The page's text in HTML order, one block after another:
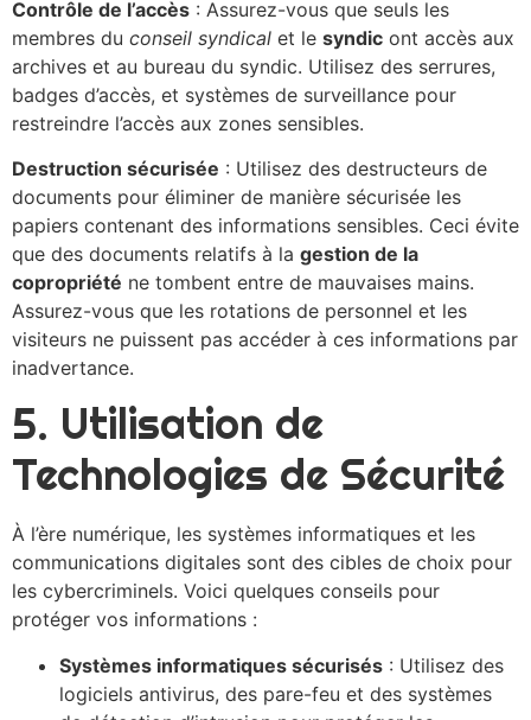
Contrôle de l’accès : Assurez-vous que seuls les
membres du conseil syndical et le syndic ont accès aux
archives et au bureau du syndic. Utilisez des serrures,
badges d’accès, et systèmes de surveillance pour
restreindre l’accès aux zones sensibles.
Destruction sécurisée : Utilisez des destructeurs de
documents pour éliminer de manière sécurisée les
papiers contenant des informations sensibles. Ceci évite
que des documents relatifs à la gestion de la
copropriété ne tombent entre de mauvaises mains.
Assurez-vous que les rotations de personnel et les
visiteurs ne puissent pas accéder à ces informations par
inadvertance.
5. Utilisation de
Technologies de Sécurité
À l’ère numérique, les systèmes informatiques et les
communications digitales sont des cibles de choix pour
les cybercriminels. Voici quelques conseils pour
protéger vos informations :
Systèmes informatiques sécurisés : Utilisez des
logiciels antivirus, des pare-feu et des systèmes